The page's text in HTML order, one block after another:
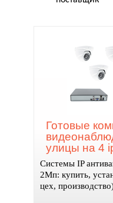
Готовые
улицы на 4
Системы IP
2Мп: купить,
цех,